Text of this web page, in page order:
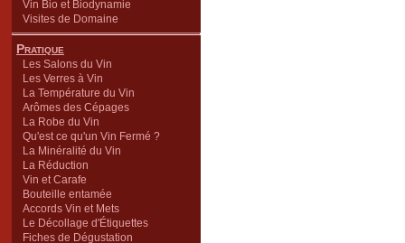
Vin Bio et Biodynamie
Visites de Domaine
Pratique
Les Salons du Vin
Les Verres à Vin
La Température du Vin
Arômes des Cépages
La Robe du Vin
Qu'est ce qu'un Vin Fermé ?
La Minéralité du Vin
La Réduction
Vin et Carafe
Bouteille entamée
Accords Vin et Mets
Le Décollage d'Étiquettes
Fiches de Dégustation